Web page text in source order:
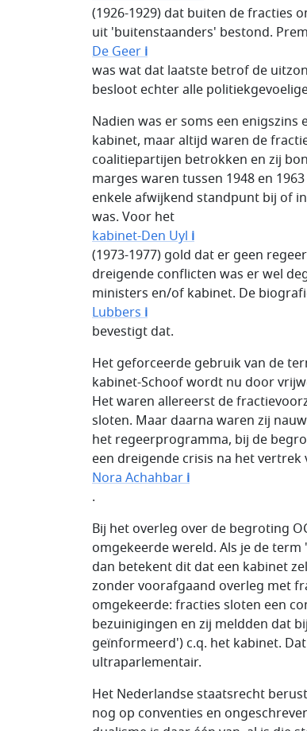
(1926-1929) dat buiten de fracties
uit 'buitenstaanders' bestond.
De Geeri
was wat dat laatste betrof de
besloot echter alle
Nadien was er soms een
kabinet, maar altijd waren de
coalitiepartijen betrokken en zij
marges waren tussen 1948 en
enkele afwijkend standpunt bij of
was. Voor het
kabinet-Den Uyli
(1973-1977) gold dat er geen
dreigende conflicten was er wel
ministers en/of kabinet. De
Lubbersi
bevestigt dat.
Het geforceerde gebruik van de
kabinet-Schoof wordt nu door
Het waren allereerst de
sloten. Maar daarna waren zij
het regeerprogramma, bij de
een dreigende crisis na het vertrek
Nora Achahbari
.
Bij het overleg over de begroting
omgekeerde wereld. Als je de
dan betekent dit dat een kabinet
zonder voorafgaand overleg met
omgekeerde: fracties sloten een
bezuinigingen en zij meldden dat
geïnformeerd') c.q. het kabinet.
ultraparlementair.
Het Nederlandse staatsrecht
nog op conventies en